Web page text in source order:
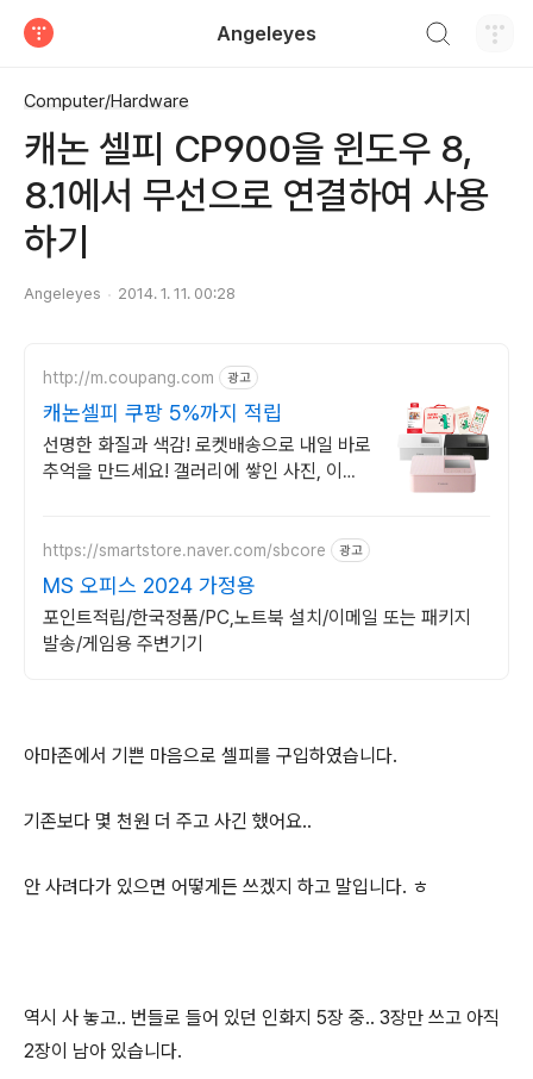
Angeleyes
Computer/Hardware
캐논 셀피 CP900을 윈도우 8,
8.1에서 무선으로 연결하여 사용
하기
Angeleyes 2014. 1. 11. 00:28
http://m.coupang.com 광고
캐논셀피 쿠팡 5%까지 적립
선명한 화질과 색감! 로켓배송으로 내일 바로
추억을 만드세요! 갤러리에 쌓인 사진, 이젠
https://smartstore.naver.com/sbcore 광고
MS 오피스 2024 가정용
포인트적립/한국정품/PC,노트북 설치/이메일 또는 패키지
발송/게임용 주변기기
아마존에서 기쁜 마음으로 셀피를 구입하였습니다.
기존보다 몇 천원 더 주고 사긴 했어요..
안 사려다가 있으면 어떻게든 쓰겠지 하고 말입니다. ㅎ
역시 사 놓고.. 번들로 들어 있던 인화지 5장 중.. 3장만 쓰고 아직
2장이 남아 있습니다.